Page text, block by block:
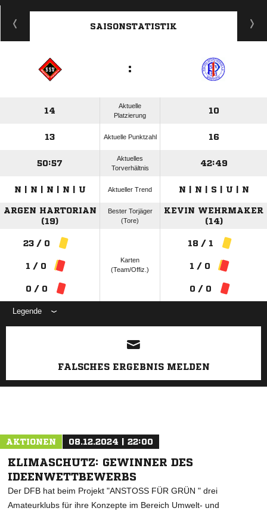
ANZEIGE
SAISONSTATISTIK
:
14
Aktuelle
Platzierung
10
13 Aktuelle Punktzahl 16
50:57
Aktuelles
Torverhältnis
42:49
N | N | N | N | U Aktueller Trend N | N | S | U | N
ARGEN HARTORIAN
(19)
Bester Torjäger
(Tore)
KEVIN WEHRMAKER
(14)
23 / 0
1 / 0
0 / 0
Karten
(Team/Offiz.)
18 / 1
1 / 0
0 / 0
Legende
ANZEIGE
FALSCHES ERGEBNIS MELDEN
AKTIONEN 08.12.2024 | 22:00
KLIMASCHUTZ: GEWINNER DES
IDEENWETTBEWERBS
Der DFB hat beim Projekt "ANSTOSS FÜR GRÜN " drei
Amateurklubs für ihre Konzepte im Bereich Umwelt- und